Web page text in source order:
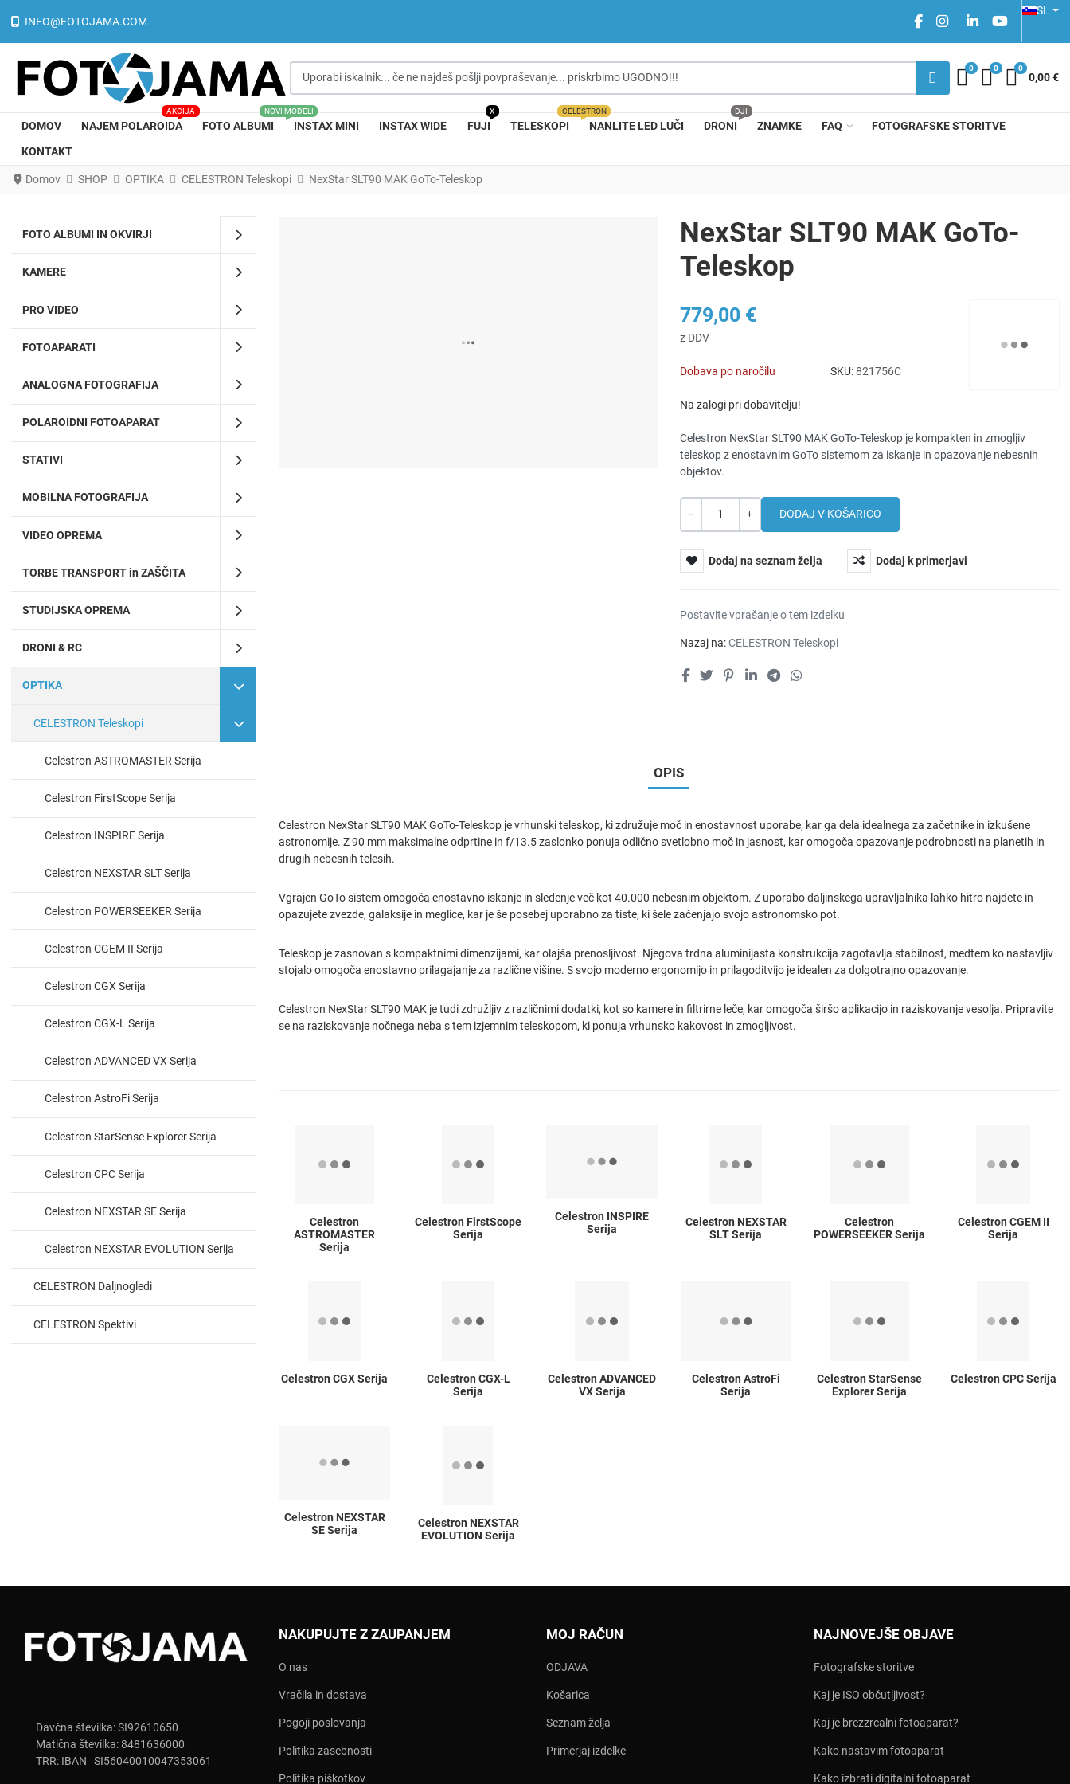
INFO@FOTOJAMA.COM FACEBOOK SOCIAL LINK
INSTAGRAM SOCIAL
LINKEDINYOUTUBE
SL
My Wishlist
0 Compare
0 Košarica
0
0,00 €
DOMOV NAJEM POLAROIDA
AKCIJA
FOTO ALBUMI
NOVI MODELI
INSTAX MINI INSTAX WIDE FUJI
X
TELESKOPI
CELESTRON
NANLITE LED LUČI DRONI
DJI
ZNAMKE FAQ FOTOGRAFSKE STORITVE
KONTAKT
Domov SHOP OPTIKA CELESTRON Teleskopi NexStar SLT90 MAK GoTo-Teleskop
FOTO ALBUMI IN OKVIRJI
KAMERE
PRO VIDEO
FOTOAPARATI
ANALOGNA FOTOGRAFIJA
POLAROIDNI FOTOAPARAT
STATIVI
MOBILNA FOTOGRAFIJA
VIDEO OPREMA
TORBE TRANSPORT in ZAŠČITA
STUDIJSKA OPREMA
DRONI & RC
OPTIKA
CELESTRON Teleskopi
Celestron ASTROMASTER Serija
Celestron FirstScope Serija
Celestron INSPIRE Serija
Celestron NEXSTAR SLT Serija
Celestron POWERSEEKER Serija
Celestron CGEM II Serija
Celestron CGX Serija
Celestron CGX-L Serija
Celestron ADVANCED VX Serija
Celestron AstroFi Serija
Celestron StarSense Explorer Serija
Celestron CPC Serija
Celestron NEXSTAR SE Serija
Celestron NEXSTAR EVOLUTION Serija
CELESTRON Daljnogledi
CELESTRON Spektivi
NexStar SLT90 MAK GoTo-
Teleskop
779,00 €
z DDV
Dobava po naročilu
Na zalogi pri dobavitelju!
SKU:821756C
Celestron NexStar SLT90 MAK GoTo-Teleskop je kompakten in zmogljiv
teleskop z enostavnim GoTo sistemom za iskanje in opazovanje nebesnih
objektov.
Dodaj na seznam želja Dodaj k primerjavi
Postavite vprašanje o tem izdelku
Nazaj na:CELESTRON Teleskopi
OPIS
Celestron NexStar SLT90 MAK GoTo-Teleskop je vrhunski teleskop, ki združuje moč in enostavnost uporabe, kar ga dela idealnega za začetnike in izkušene
astronomije. Z 90 mm maksimalne odprtine in f/13.5 zaslonko ponuja odlično svetlobno moč in jasnost, kar omogoča opazovanje podrobnosti na planetih in
drugih nebesnih telesih.
Vgrajen GoTo sistem omogoča enostavno iskanje in sledenje več kot 40.000 nebesnim objektom. Z uporabo daljinskega upravljalnika lahko hitro najdete in
opazujete zvezde, galaksije in meglice, kar je še posebej uporabno za tiste, ki šele začenjajo svojo astronomsko pot.
Teleskop je zasnovan s kompaktnimi dimenzijami, kar olajša prenosljivost. Njegova trdna aluminijasta konstrukcija zagotavlja stabilnost, medtem ko nastavljiv
stojalo omogoča enostavno prilagajanje za različne višine. S svojo moderno ergonomijo in prilagoditvijo je idealen za dolgotrajno opazovanje.
Celestron NexStar SLT90 MAK je tudi združljiv z različnimi dodatki, kot so kamere in filtrirne leče, kar omogoča širšo aplikacijo in raziskovanje vesolja. Pripravite
se na raziskovanje nočnega neba s tem izjemnim teleskopom, ki ponuja vrhunsko kakovost in zmogljivost.
Celestron
ASTROMASTER
Serija
Celestron FirstScope
Serija
Celestron INSPIRE
Serija
Celestron NEXSTAR
SLT Serija
Celestron
POWERSEEKER Serija
Celestron CGEM II
Serija
Celestron CGX Serija
Celestron CGX-L
Serija
Celestron ADVANCED
VX Serija
Celestron AstroFi
Serija
Celestron StarSense
Explorer Serija
Celestron CPC Serija
Celestron NEXSTAR
SE Serija
Celestron NEXSTAR
EVOLUTION Serija
Davčna številka: SI92610650
Matična številka: 8481636000
TRR: IBAN SI56040010047353061
NAKUPUJTE Z ZAUPANJEM
O nas
Vračila in dostava
Pogoji poslovanja
Politika zasebnosti
Politika piškotkov
MOJ RAČUN
ODJAVA
Košarica
Seznam želja
Primerjaj izdelke
NAJNOVEJŠE OBJAVE
Fotografske storitve
Kaj je ISO občutljivost?
Kaj je brezzrcalni fotoaparat?
Kako nastavim fotoaparat
Kako izbrati digitalni fotoaparat